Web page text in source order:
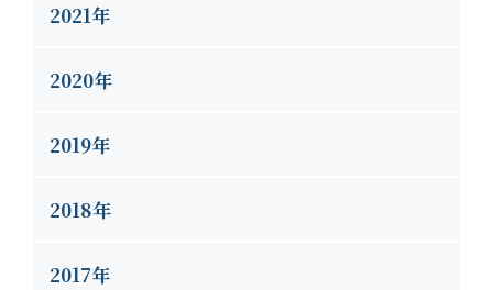
2021年
2020年
2019年
2018年
2017年